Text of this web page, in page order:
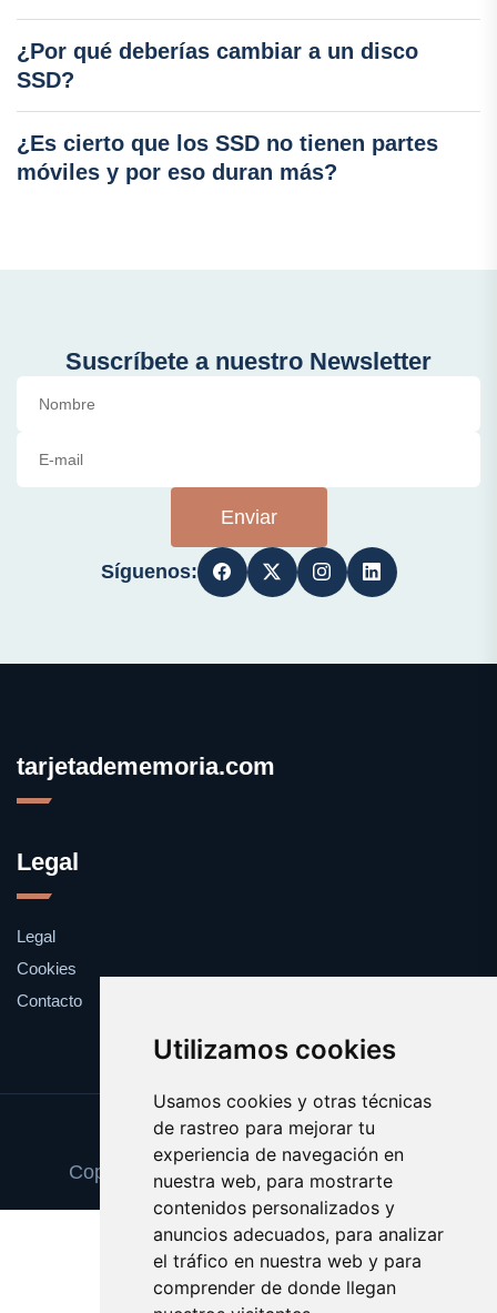
Utilizamos cookies
Usamos cookies y otras técnicas
de rastreo para mejorar tu
experiencia de navegación en
nuestra web, para mostrarte
contenidos personalizados y
anuncios adecuados, para analizar
el tráfico en nuestra web y para
comprender de donde llegan
¿Por qué deberías cambiar a un disco
SSD?
¿Es cierto que los SSD no tienen partes
móviles y por eso duran más?
Suscríbete a nuestro Newsletter
Enviar
Síguenos:
tarjetadememoria.com
Legal
Legal
Cookies
Contacto
Update cookies preferences
Copyright © 2025 tarjetadememoria.com